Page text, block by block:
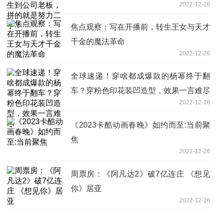
2022-12-26
焦点观察：写在开播前，转生王女与天才
千金的魔法革命
2022-12-26
全球速递！穿啥都成爆款的杨幂终于翻
车？穿粉色印花装凹造型，效果一言难尽
2022-12-26
《2023卡酷动画春晚》如约而至:当前聚
焦
2022-12-26
周票房：《阿凡达2》破7亿连庄 《想见
你》居亚
2022-12-26